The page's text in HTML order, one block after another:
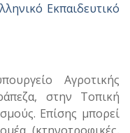
Εκπαιδευτικό
Αγροτικής
στην Τοπική
Επίσης μπορεί